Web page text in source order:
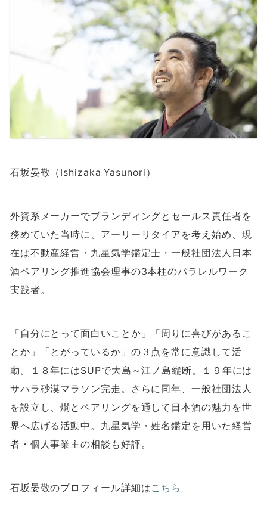
石坂晏敬（Ishizaka Yasunori）
外資系メーカーでブランディングとセールス責任者を
務めていた当時に、アーリーリタイアを考え始め、現
在は不動産経営・九星気学鑑定士・一般社団法人日本
酒ペアリング推進協会理事の3本柱のパラレルワーク
実践者。
「自分にとって面白いことか」「周りに喜びがあるこ
とか」「とがっているか」の３点を常に意識して活
動。１８年にはSUPで大島～江ノ島縦断。１９年には
サハラ砂漠マラソン完走。さらに同年、一般社団法人
を設立し、燗とペアリングを通して日本酒の魅力を世
界へ広げる活動中。九星気学・姓名鑑定を用いた経営
者・個人事業主の相談も好評。
石坂晏敬のプロフィール詳細はこちら